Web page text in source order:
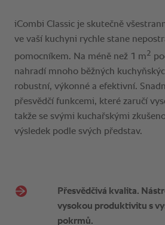
Přesvědčivá kvalita.
vysokou produktivitu s
pokrmů.